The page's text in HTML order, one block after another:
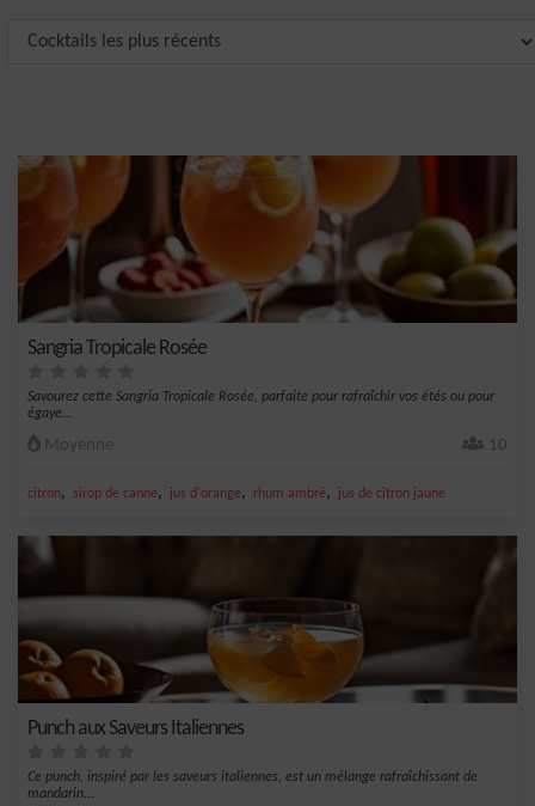
Sangria Tropicale Rosée
Savourez cette Sangria Tropicale Rosée, parfaite pour rafraîchir vos étés ou pour
égaye...
Moyenne 10
citron, sirop de canne, jus d'orange, rhum ambré, jus de citron jaune
Punch aux Saveurs Italiennes
Ce punch, inspiré par les saveurs italiennes, est un mélange rafraîchissant de
mandarin...